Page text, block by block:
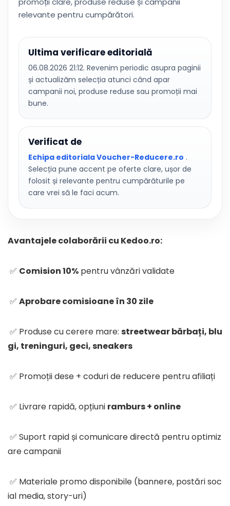
relevante pentru cumpărători.
Ultima verificare editorială
06.08.2026 21:12. Revenim periodic asupra paginii
și actualizăm selecția atunci când apar
campanii noi, produse reduse sau promoții mai
bune.
Verificat de
Echipa editoriala Voucher-Reducere.ro .
Selecția pune accent pe oferte clare, ușor de
folosit și relevante pentru cumpărăturile pe
care vrei să le faci acum.
Avantajele colaborării cu Kedoo.ro:
✅ Comision 10% pentru vânzări validate
✅ Aprobare comisioane în 30 zile
✅ Produse cu cerere mare: streetwear bărbați, blu
gi, treninguri, geci, sneakers
✅ Promoții dese + coduri de reducere pentru afiliați
✅ Livrare rapidă, opțiuni ramburs + online
✅ Suport rapid și comunicare directă pentru optimiz
are campanii
✅ Materiale promo disponibile (bannere, postări soc
ial media, story-uri)